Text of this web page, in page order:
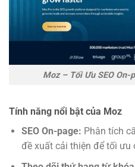
Moz – Tối Ưu SEO On-
Tính năng nổi bật của Moz
SEO On-page: Phân tích
đề xuất cải thiện để tối ưu